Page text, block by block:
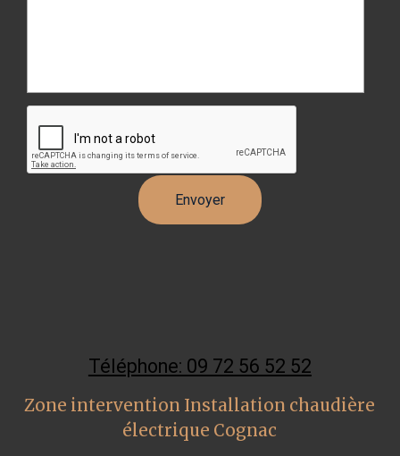
Téléphone: 09 72 56 52 52
Zone intervention Installation chaudière
électrique Cognac